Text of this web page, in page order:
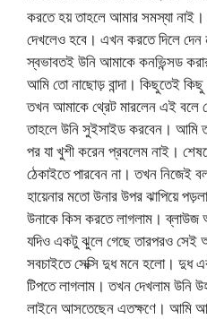
করতে হয় তাহলে আমার সমস্যা
দেখলেও হবে। এখন করতে দিলে দেন
স্বভাবতই উনি আমাকে কনভিন্সড
আমি তো নাছোড় বান্দা। কিছুতেই
তখন আমাকে থ্রেট মারলেন এই বলে
তাহলে উনি সুইসাইড করবেন। আমি
পর যা খুশী করেন প্রবলেম নাই।
ঠেকাইতে পারবেন না। তখন নিজেই
হায়েনার মতো উনার উপর ঝাপিয়ে
উনাকে কিস করতে লাগলাম।
যদিও একটু ঝুলে গেছে তারপরও সেই
সবচাইতে সেক্সি দুধ মনে হলো। দুধ
টিপতে লাগলাম। তখন দেখলাম উনি
লাইনে আসতেছেন এতক্ষণে। আমি